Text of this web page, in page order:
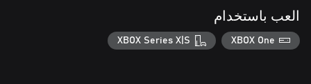
العب باستخدام
XBOX One
XBOX Series X|S